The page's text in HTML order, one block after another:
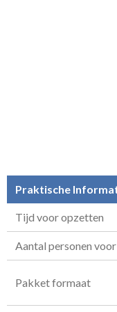
Praktische
Tijd voor opzetten
Aantal personen
Pakket formaat